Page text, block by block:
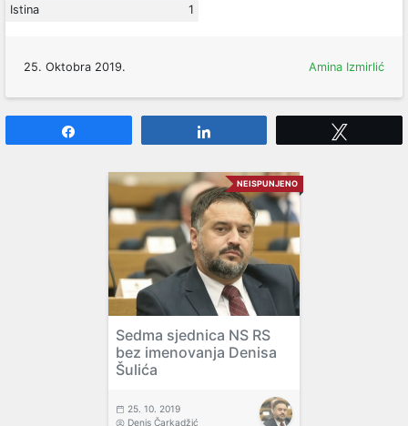
Istina
1
25. Oktobra 2019. Amina Izmirlić
NEISPUNJENO
Sedma sjednica NS RS
bez imenovanja Denisa
Šulića
25. 10. 2019
Denis Čarkadžić